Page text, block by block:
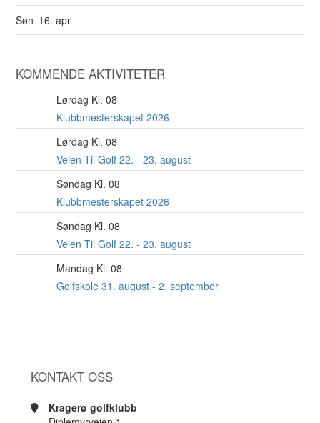
Søn 16. apr
KOMMENDE AKTIVITETER
Lørdag Kl. 08
Klubbmesterskapet 2026
Lørdag Kl. 08
Veien Til Golf 22. - 23. august
Søndag Kl. 08
Klubbmesterskapet 2026
Søndag Kl. 08
Veien Til Golf 22. - 23. august
Mandag Kl. 08
Golfskole 31. august - 2. september
KONTAKT OSS
Kragerø golfklubb